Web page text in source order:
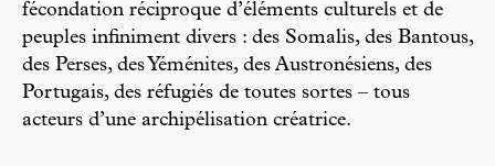
fécondation réciproque d’éléments culturels et de
peuples infiniment divers : des Somalis, des Bantous,
des Perses, des Yéménites, des Austronésiens, des
Portugais, des réfugiés de toutes sortes – tous
acteurs d’une archipélisation créatrice.